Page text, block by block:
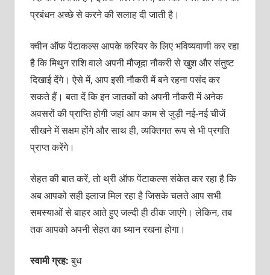
प्रबंधन अच्छे से करने की सलाह दी जाती है।
क्वीन ऑफ पेंटाकल्स आपके करियर के लिए भविष्यवाणी कर रहा
है कि मिथुन राशि वाले अपनी मौजूदा नौकरी से खुश और संतुष्ट
दिखाई देंगे। ऐसे में, आप इसी नौकरी में बने रहना पसंद कर
सकते हैं। बता दें कि इन जातकों को अपनी नौकरी में अनेक
अवसरों की प्राप्ति होगी जहां आप काम से जुड़ी नई-नई चीजें
सीखने में सक्षम होंगे और साथ ही, व्यक्तिगत रूप से भी प्रगति
प्राप्त करेंगे।
सेहत की बात करें, तो थ्री ऑफ पेंटाकल्स संकेत कर रहा है कि
अब आपको सही इलाज मिल रहा है जिसके चलते आप सभी
समस्याओं से बाहर आते हुए जल्दी ही ठीक जाएंगे। लेकिन, तब
तक आपको अपनी सेहत का ध्यान रखना होगा।
स्वामी ग्रह:बुध